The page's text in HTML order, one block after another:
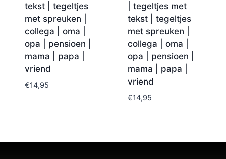
tekst | tegeltjes
met spreuken |
collega | oma |
opa | pensioen |
mama | papa |
vriend
€14,95
| tegeltjes met
tekst | tegeltjes
met spreuken |
collega | oma |
opa | pensioen |
mama | papa |
vriend
€14,95